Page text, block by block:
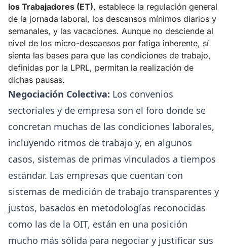
los Trabajadores (ET), establece la regulación general
de la jornada laboral, los descansos mínimos diarios y
semanales, y las vacaciones. Aunque no desciende al
nivel de los micro-descansos por fatiga inherente, sí
sienta las bases para que las condiciones de trabajo,
definidas por la LPRL, permitan la realización de
dichas pausas.
Negociación Colectiva: Los convenios
sectoriales y de empresa son el foro donde se
concretan muchas de las condiciones laborales,
incluyendo ritmos de trabajo y, en algunos
casos, sistemas de primas vinculados a tiempos
estándar. Las empresas que cuentan con
sistemas de medición de trabajo transparentes y
justos, basados en metodologías reconocidas
como las de la OIT, están en una posición
mucho más sólida para negociar y justificar sus